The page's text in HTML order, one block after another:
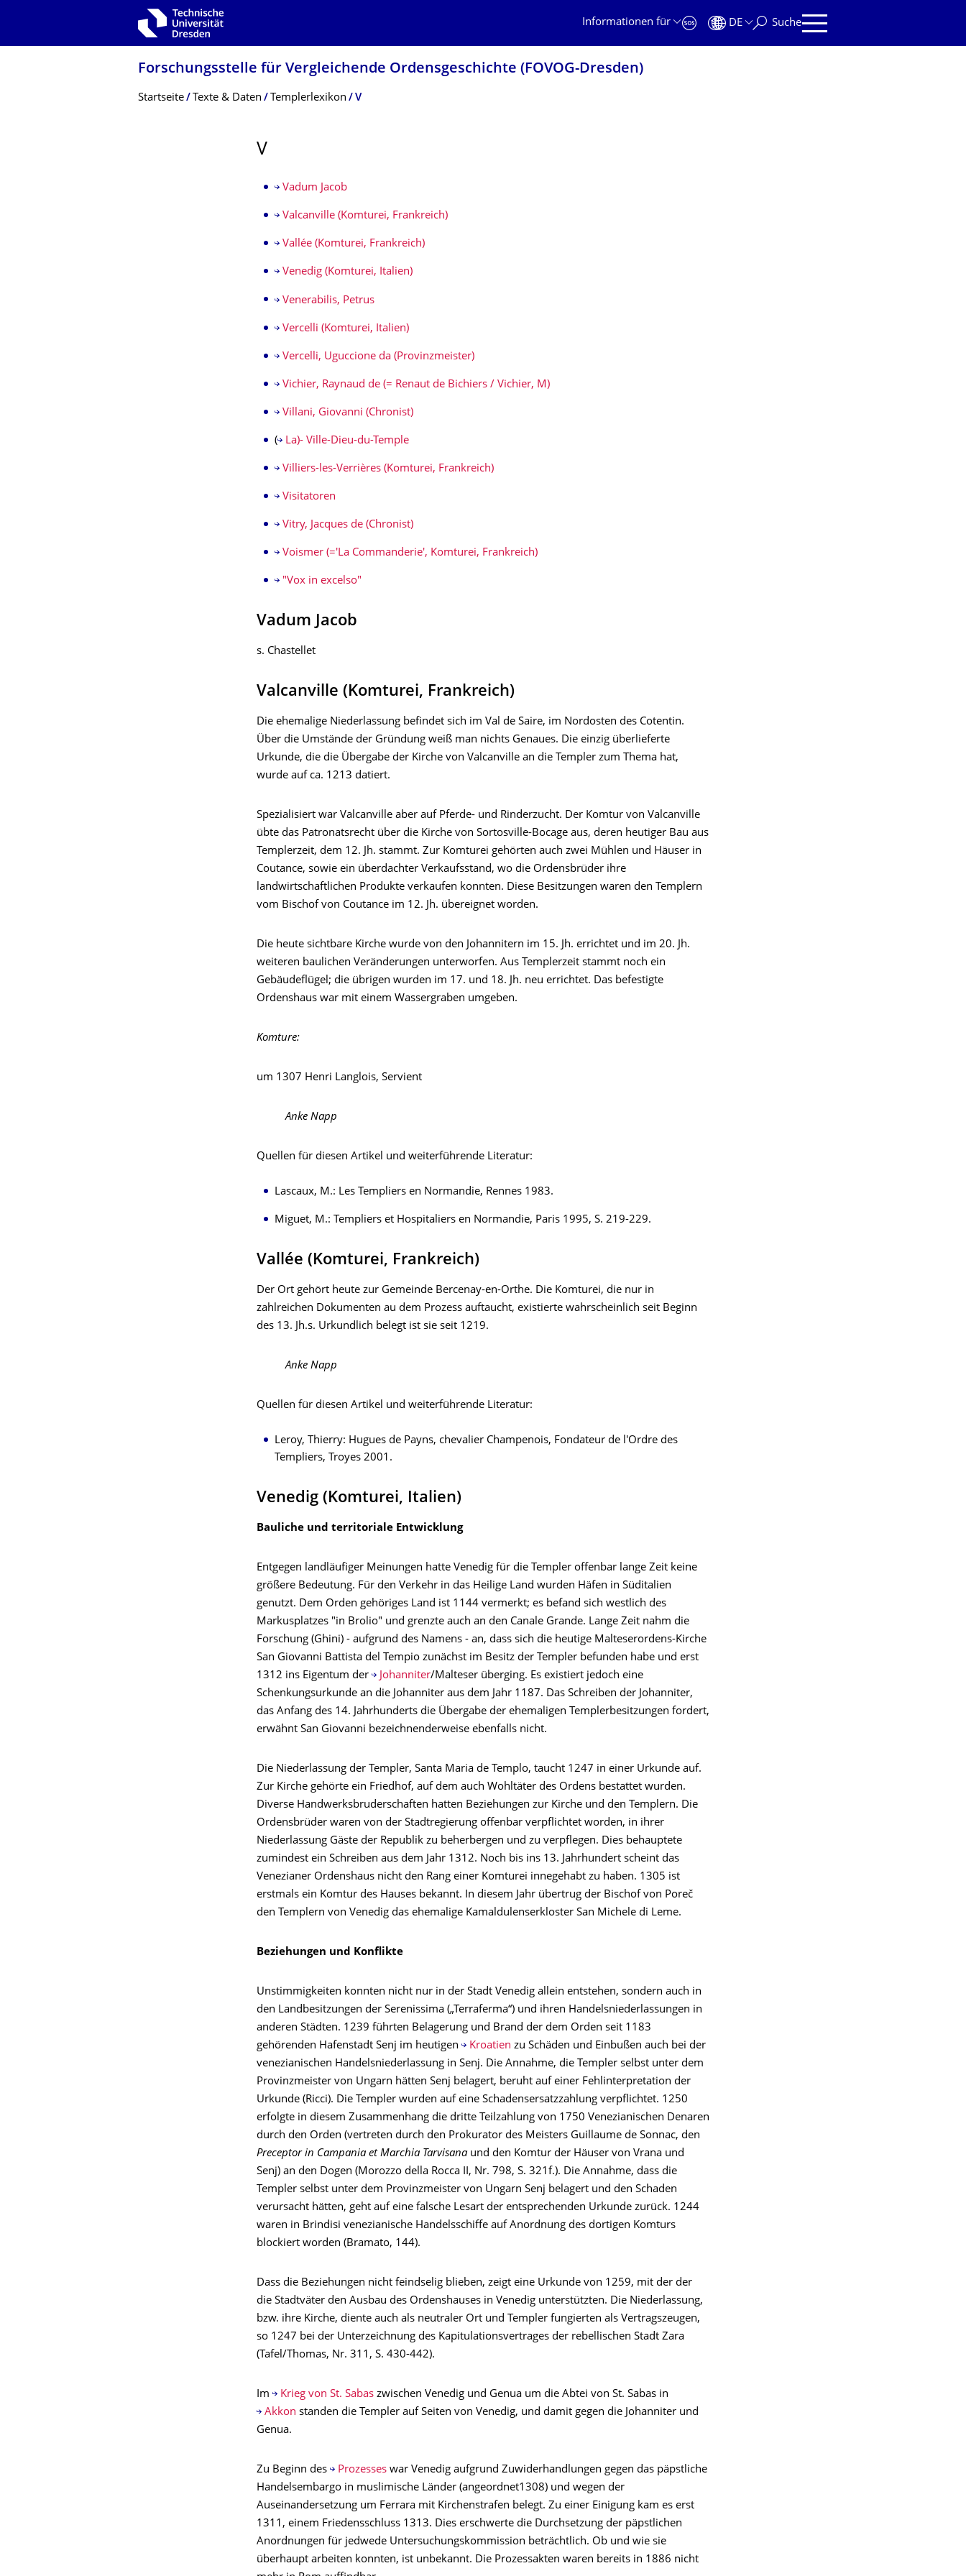
Zur Hauptnavigation springen
Informationen für
DE Suche
Forschungsstelle für Vergleichende Ordensgeschichte (FOVOG-Dresden)
Breadcrumb-Menü
Startseite Texte & Daten Templerlexikon V
V
Vadum Jacob
Valcanville (Komturei, Frankreich)
Vallée (Komturei, Frankreich)
Venedig (Komturei, Italien)
Venerabilis, Petrus
Vercelli (Komturei, Italien)
Vercelli, Uguccione da (Provinzmeister)
Vichier, Raynaud de (= Renaut de Bichiers / Vichier, M)
Villani, Giovanni (Chronist)
( La)- Ville-Dieu-du-Temple
Villiers-les-Verrières (Komturei, Frankreich)
Visitatoren
Vitry, Jacques de (Chronist)
Voismer (='La Commanderie', Komturei, Frankreich)
"Vox in excelso"
Vadum Jacob
s. Chastellet
Valcanville (Komturei, Frankreich)
Die ehemalige Niederlassung befindet sich im Val de Saire, im Nordosten des Cotentin.
Über die Umstände der Gründung weiß man nichts Genaues. Die einzig überlieferte
Urkunde, die die Übergabe der Kirche von Valcanville an die Templer zum Thema hat,
wurde auf ca. 1213 datiert.
Spezialisiert war Valcanville aber auf Pferde- und Rinderzucht. Der Komtur von Valcanville
übte das Patronatsrecht über die Kirche von Sortosville-Bocage aus, deren heutiger Bau aus
Templerzeit, dem 12. Jh. stammt. Zur Komturei gehörten auch zwei Mühlen und Häuser in
Coutance, sowie ein überdachter Verkaufsstand, wo die Ordensbrüder ihre
landwirtschaftlichen Produkte verkaufen konnten. Diese Besitzungen waren den Templern
vom Bischof von Coutance im 12. Jh. übereignet worden.
Die heute sichtbare Kirche wurde von den Johannitern im 15. Jh. errichtet und im 20. Jh.
weiteren baulichen Veränderungen unterworfen. Aus Templerzeit stammt noch ein
Gebäudeflügel; die übrigen wurden im 17. und 18. Jh. neu errichtet. Das befestigte
Ordenshaus war mit einem Wassergraben umgeben.
Komture:
um 1307 Henri Langlois, Servient
Anke Napp
Quellen für diesen Artikel und weiterführende Literatur:
Lascaux, M.: Les Templiers en Normandie, Rennes 1983.
Miguet, M.: Templiers et Hospitaliers en Normandie, Paris 1995, S. 219-229.
Vallée (Komturei, Frankreich)
Der Ort gehört heute zur Gemeinde Bercenay-en-Orthe. Die Komturei, die nur in
zahlreichen Dokumenten au dem Prozess auftaucht, existierte wahrscheinlich seit Beginn
des 13. Jh.s. Urkundlich belegt ist sie seit 1219.
Anke Napp
Quellen für diesen Artikel und weiterführende Literatur:
Leroy, Thierry: Hugues de Payns, chevalier Champenois, Fondateur de l'Ordre des
Templiers, Troyes 2001.
Venedig (Komturei, Italien)
Bauliche und territoriale Entwicklung
Entgegen landläufiger Meinungen hatte Venedig für die Templer offenbar lange Zeit keine
größere Bedeutung. Für den Verkehr in das Heilige Land wurden Häfen in Süditalien
genutzt. Dem Orden gehöriges Land ist 1144 vermerkt; es befand sich westlich des
Markusplatzes "in Brolio" und grenzte auch an den Canale Grande. Lange Zeit nahm die
Forschung (Ghini) - aufgrund des Namens - an, dass sich die heutige Malteserordens-Kirche
San Giovanni Battista del Tempio zunächst im Besitz der Templer befunden habe und erst
1312 ins Eigentum der
Johanniter/Malteser überging. Es existiert jedoch eine
Schenkungsurkunde an die Johanniter aus dem Jahr 1187. Das Schreiben der Johanniter,
das Anfang des 14. Jahrhunderts die Übergabe der ehemaligen Templerbesitzungen fordert,
erwähnt San Giovanni bezeichnenderweise ebenfalls nicht.
Die Niederlassung der Templer, Santa Maria de Templo, taucht 1247 in einer Urkunde auf.
Zur Kirche gehörte ein Friedhof, auf dem auch Wohltäter des Ordens bestattet wurden.
Diverse Handwerksbruderschaften hatten Beziehungen zur Kirche und den Templern. Die
Ordensbrüder waren von der Stadtregierung offenbar verpflichtet worden, in ihrer
Niederlassung Gäste der Republik zu beherbergen und zu verpflegen. Dies behauptete
zumindest ein Schreiben aus dem Jahr 1312. Noch bis ins 13. Jahrhundert scheint das
Venezianer Ordenshaus nicht den Rang einer Komturei innegehabt zu haben. 1305 ist
erstmals ein Komtur des Hauses bekannt. In diesem Jahr übertrug der Bischof von Poreč
den Templern von Venedig das ehemalige Kamaldulenserkloster San Michele di Leme.
Beziehungen und Konflikte
Unstimmigkeiten konnten nicht nur in der Stadt Venedig allein entstehen, sondern auch in
den Landbesitzungen der Serenissima („Terraferma“) und ihren Handelsniederlassungen in
anderen Städten. 1239 führten Belagerung und Brand der dem Orden seit 1183
gehörenden Hafenstadt Senj im heutigen
Kroatien zu Schäden und Einbußen auch bei der
venezianischen Handelsniederlassung in Senj. Die Annahme, die Templer selbst unter dem
Provinzmeister von Ungarn hätten Senj belagert, beruht auf einer Fehlinterpretation der
Urkunde (Ricci). Die Templer wurden auf eine Schadensersatzzahlung verpflichtet. 1250
erfolgte in diesem Zusammenhang die dritte Teilzahlung von 1750 Venezianischen Denaren
durch den Orden (vertreten durch den Prokurator des Meisters Guillaume de Sonnac, den
Preceptor in Campania et Marchia Tarvisana und den Komtur der Häuser von Vrana und
Senj) an den Dogen (Morozzo della Rocca II, Nr. 798, S. 321f.). Die Annahme, dass die
Templer selbst unter dem Provinzmeister von Ungarn Senj belagert und den Schaden
verursacht hätten, geht auf eine falsche Lesart der entsprechenden Urkunde zurück. 1244
waren in Brindisi venezianische Handelsschiffe auf Anordnung des dortigen Komturs
blockiert worden (Bramato, 144).
Dass die Beziehungen nicht feindselig blieben, zeigt eine Urkunde von 1259, mit der der
die Stadtväter den Ausbau des Ordenshauses in Venedig unterstützten. Die Niederlassung,
bzw. ihre Kirche, diente auch als neutraler Ort und Templer fungierten als Vertragszeugen,
so 1247 bei der Unterzeichnung des Kapitulationsvertrages der rebellischen Stadt Zara
(Tafel/Thomas, Nr. 311, S. 430-442).
Im Krieg von St. Sabaszwischen Venedig und Genua um die Abtei von St. Sabas in
Akkon standen die Templer auf Seiten von Venedig, und damit gegen die Johanniter und
Genua.
Zu Beginn des Prozesseswar Venedig aufgrund Zuwiderhandlungen gegen das päpstliche
Handelsembargo in muslimische Länder (angeordnet1308) und wegen der
Auseinandersetzung um Ferrara mit Kirchenstrafen belegt. Zu einer Einigung kam es erst
1311, einem Friedensschluss 1313. Dies erschwerte die Durchsetzung der päpstlichen
Anordnungen für jedwede Untersuchungskommission beträchtlich. Ob und wie sie
überhaupt arbeiten konnten, ist unbekannt. Die Prozessakten waren bereits in 1886 nicht